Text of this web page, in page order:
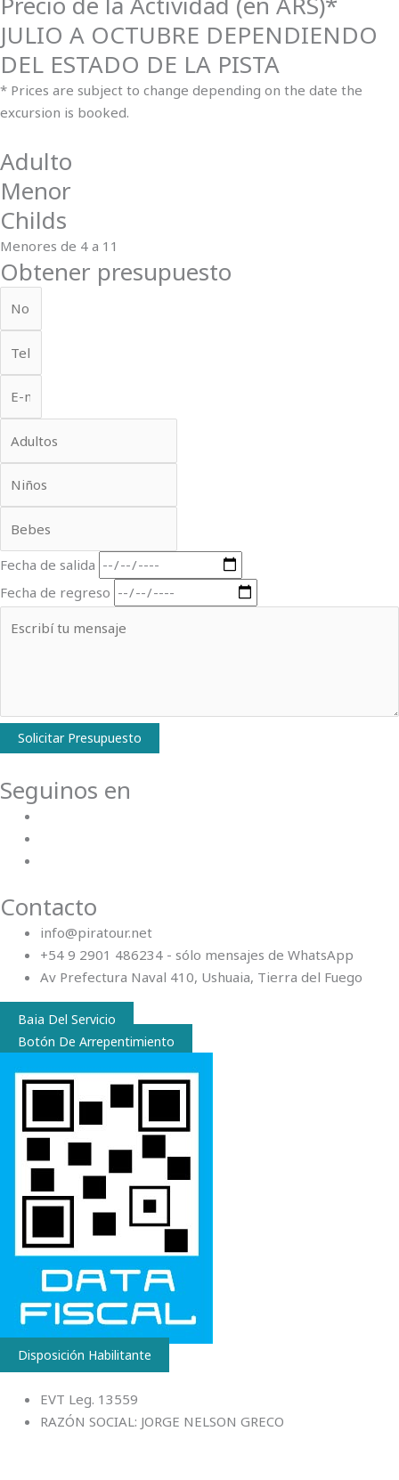
JULIO A OCTUBRE DEPENDIENDO
DEL ESTADO DE LA PISTA
* Prices are subject to change depending on the date the
excursion is booked.
Adulto
Menor
Childs
Menores de 4 a 11
Obtener presupuesto
Fecha de salida
Fecha de regreso
Solicitar Presupuesto
Seguinos en
Contacto
info@piratour.net
+54 9 2901 486234 - sólo mensajes de WhatsApp
Av Prefectura Naval 410, Ushuaia, Tierra del Fuego
Baja Del Servicio
Botón De Arrepentimiento
Disposición Habilitante
EVT Leg. 13559
RAZÓN SOCIAL: JORGE NELSON GRECO